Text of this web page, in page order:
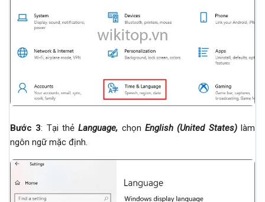
Bước 3: Tại thẻLanguage, chọnEnglish (United States)làm
ngôn ngữ mặc định.